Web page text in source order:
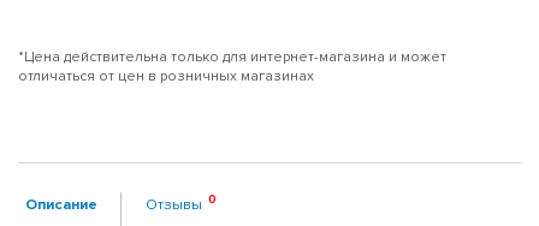
*Цена действительна только для интернет-магазина и может
отличаться от цен в розничных магазинах
Описание Отзывы